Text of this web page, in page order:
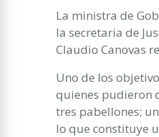
La ministra de
la secretaria de
Claudio Canovas
Uno de los
quienes pudieron
tres pabellones;
lo que constituye